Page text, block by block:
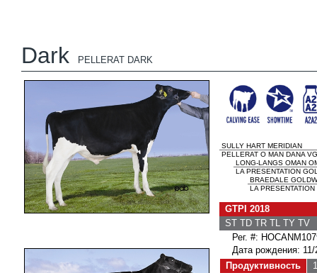
Dark PELLERAT DARK
SULLY HART MERIDIAN
PELLERAT O MAN DANA
LONG-LANGS OMAN
LA PRESENTATION
BRAEDALE
LA
GTPI 2018
ST TD TR TL TY TV
Рег. #:
Дата рождения: 11/
Продуктивность